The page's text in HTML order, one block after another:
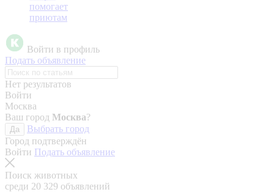
помогает
приютам
Войти в профиль
Подать объявление
Нет результатов
Войти
Москва
Ваш город Москва?
Да
Выбрать город
Город подтверждён
Войти Подать объявление
Поиск животных
среди 20 329 объявлений